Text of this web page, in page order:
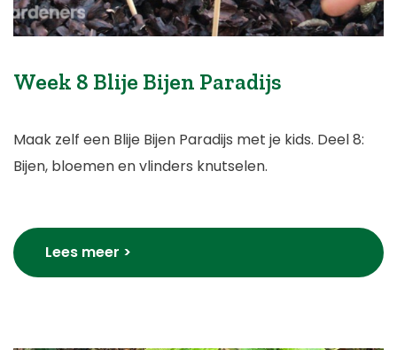
Week 8 Blije Bijen Paradijs
Maak zelf een Blije Bijen Paradijs met je kids. Deel 8:
Bijen, bloemen en vlinders knutselen.
Lees meer >